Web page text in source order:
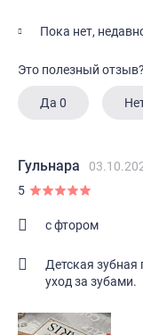
Пока нет,
Это полезный отзыв?
Да 0
Гульнара
5
с фтором
Детская
уход за зубами.